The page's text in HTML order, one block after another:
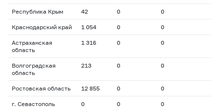
Республика Крым 42 0 0
Краснодарский край 1 054 0 0
Астраханская
область
1 316 0 0
Волгоградская
область
213 0 0
Ростовская область 12 855 0 0
г. Севастополь 0 0 0